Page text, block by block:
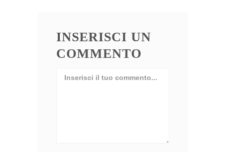
INSERISCI UN
COMMENTO